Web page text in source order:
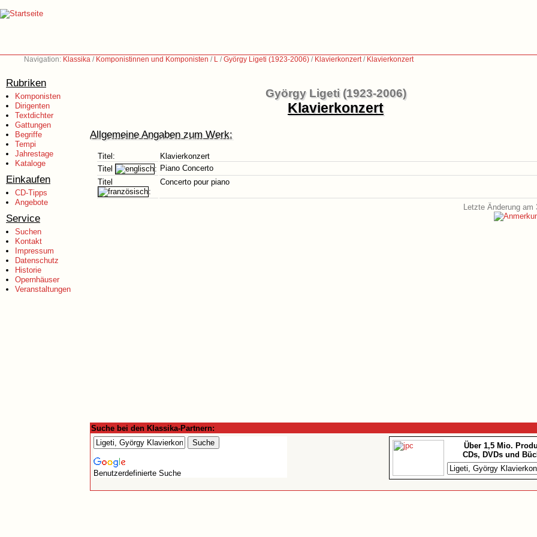
Navigation: Klassika / Komponistinnen und Komponisten / L /György Ligeti (1923-2006) / Klavierkonzert/ Klavierkonzert
Rubriken
Komponisten
Dirigenten
Textdichter
Gattungen
Begriffe
Tempi
Jahrestage
Kataloge
Einkaufen
CD-Tipps
Angebote
Service
Suchen
Kontakt
Impressum
Datenschutz
Historie
Opernhäuser
Veranstaltungen
György Ligeti (1923-2006)
Klavierkonzert
Allgemeine Angaben zum Werk:
Titel:
Klavierkonzert
Titel
: Piano Concerto
Titel
:
Concerto pour piano
Letzte Änderung am
Suche bei den Klassika-Partnern:
Benutzerdefinierte Suche
Über 1,5 Mio.
CDs, DVDs und